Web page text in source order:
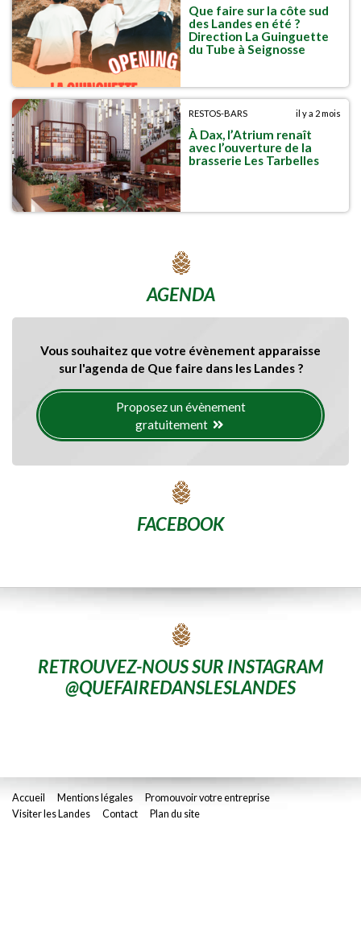
Que faire sur la côte sud
des Landes en été ?
Direction La Guinguette
du Tube à Seignosse
RESTOS-BARS il y a 2 mois
À Dax, l’Atrium renaît
avec l’ouverture de la
brasserie Les Tarbelles
AGENDA
Vous souhaitez que votre évènement apparaisse
sur l'agenda de Que faire dans les Landes ?
Proposez un évènement
gratuitement
FACEBOOK
RETROUVEZ-NOUS SUR INSTAGRAM
@QUEFAIREDANSLESLANDES
Accueil Mentions légales
Promouvoir votre entreprise
Visiter les Landes
Contact Plan du site